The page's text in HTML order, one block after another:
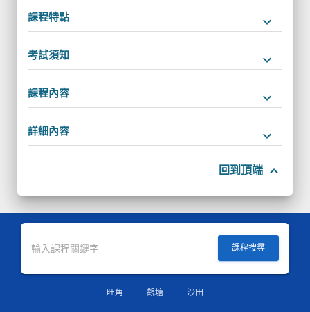
課程特點 keyboard_arrow_down
考試須知 keyboard_arrow_down
課程內容 keyboard_arrow_down
詳細內容 keyboard_arrow_down
回到頂端 keyboard_arrow_up
課程搜尋
旺角 觀塘 沙田